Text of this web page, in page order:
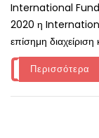
International
2020 η
επίσημη
Περισσότερα